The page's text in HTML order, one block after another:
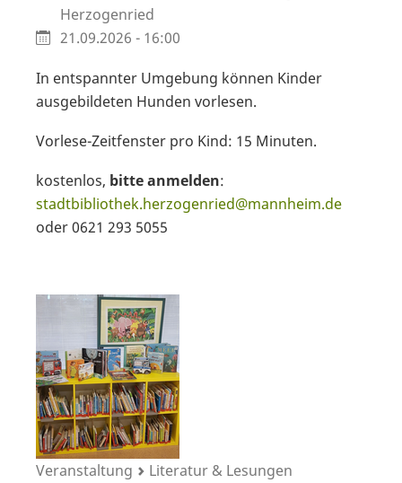
Herzogenried
21.09.2026 - 16:00
In entspannter Umgebung können Kinder
ausgebildeten Hunden vorlesen.
Vorlese-Zeitfenster pro Kind: 15 Minuten.
kostenlos, bitte anmelden:
stadtbibliothek.herzogenried@mannheim.de
oder 0621 293 5055
Veranstaltung Literatur & Lesungen